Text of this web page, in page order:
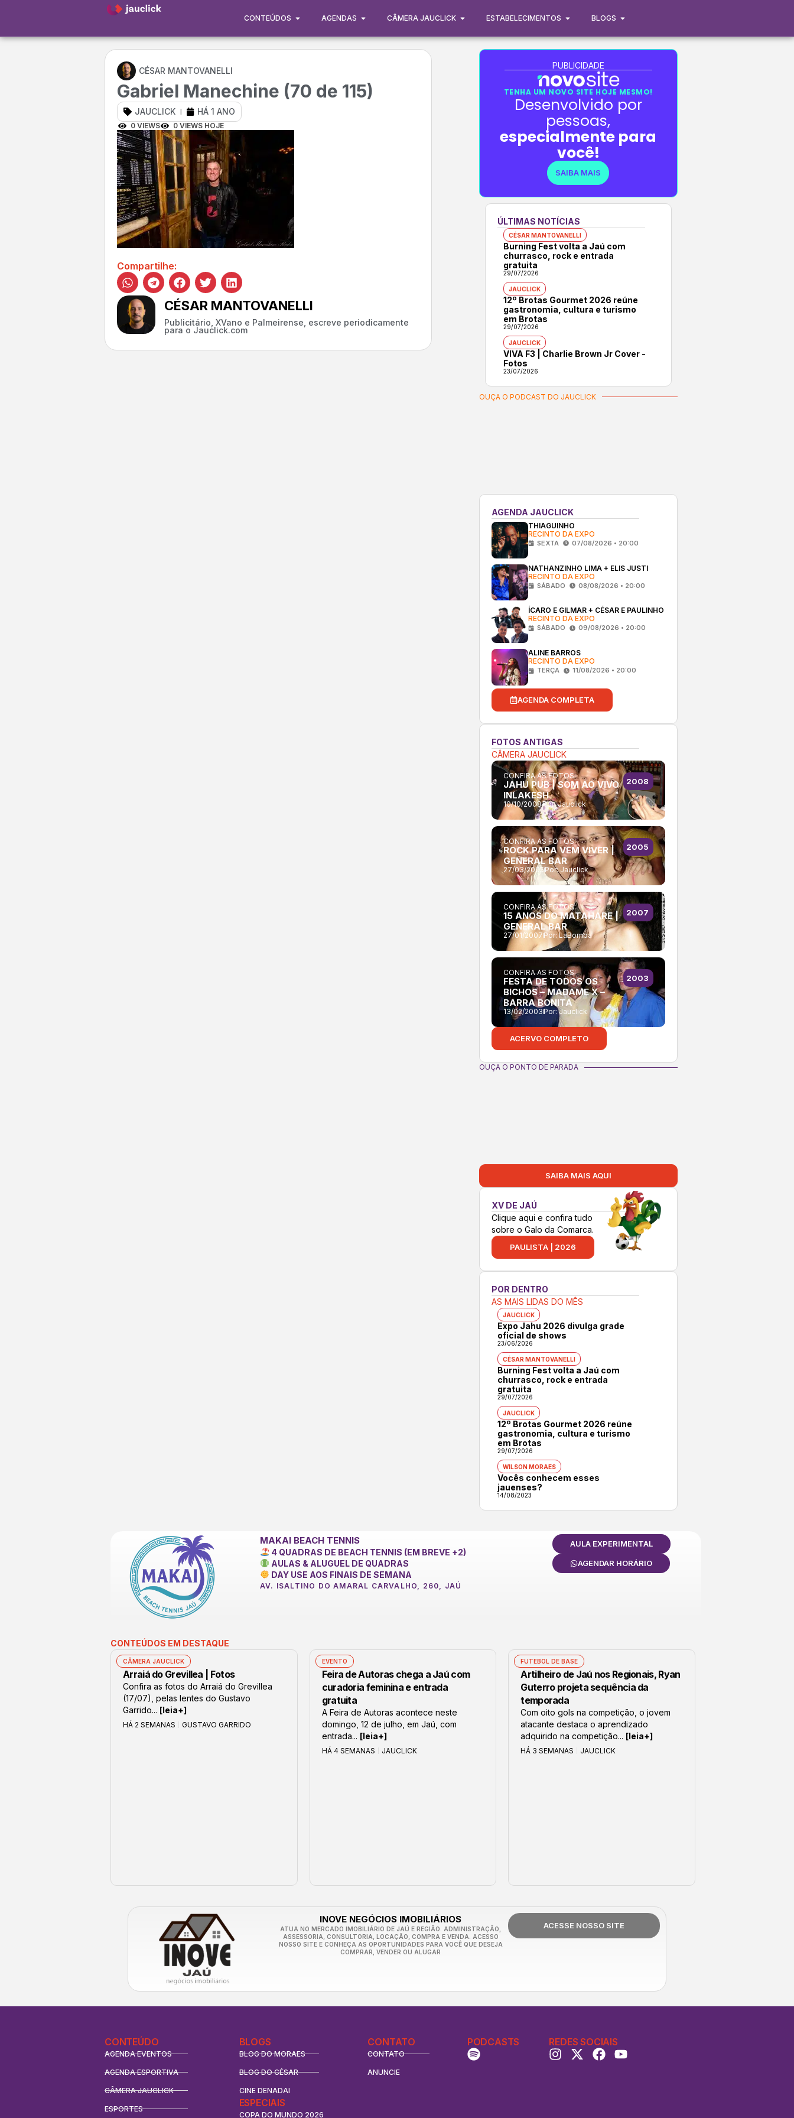
CONTEÚDOS AGENDAS CÂMERA JAUCLICK ESTABELECIMENTOS BLOGS
CÉSAR MANTOVANELLI
Gabriel Manechine (70 de 115)
JAUCLICK HÁ 1 ANO
0 VIEWS 0 VIEWS HOJE
Compartilhe:
CÉSAR MANTOVANELLI
Publicitário, XVano e Palmeirense, escreve periodicamente
para o Jauclick.com
PUBLICIDADE
TENHA UM NOVO SITE HOJE MESMO!
Desenvolvido por
pessoas,
especialmente para
você!
SAIBA MAIS
ÚLTIMAS NOTÍCIAS
CÉSAR MANTOVANELLI
Burning Fest volta a Jaú com
churrasco, rock e entrada
gratuita
29/07/2026
JAUCLICK
12º Brotas Gourmet 2026 reúne
gastronomia, cultura e turismo
em Brotas
29/07/2026
JAUCLICK
VIVA F3 | Charlie Brown Jr Cover -
Fotos
23/07/2026
OUÇA O PODCAST DO JAUCLICK
AGENDA JAUCLICK
THIAGUINHO
RECINTO DA EXPO
SEXTA 07/08/2026 • 20:00
NATHANZINHO LIMA + ELIS JUSTI
RECINTO DA EXPO
SÁBADO 08/08/2026 • 20:00
ÍCARO E GILMAR + CÉSAR E PAULINHO
RECINTO DA EXPO
SÁBADO 09/08/2026 • 20:00
ALINE BARROS
RECINTO DA EXPO
TERÇA 11/08/2026 • 20:00
AGENDA COMPLETA
FOTOS ANTIGAS
CÂMERA JAUCLICK
CONFIRA AS FOTOS:
JAHU PUB | SOM AO VIVO
INLAKESH
10/10/2008Por:Jauclick
2008
CONFIRA AS FOTOS:
ROCK PARA VEM VIVER |
GENERAL BAR
27/03/2005Por:Jauclick
2005
CONFIRA AS FOTOS:
15 ANOS DO MATAHARE |
GENERAL BAR
27/01/2007Por:LaBomba
2007
CONFIRA AS FOTOS:
FESTA DE TODOS OS
BICHOS – MADAME X –
BARRA BONITA
13/02/2003Por:Jauclick
2003
ACERVO COMPLETO
OUÇA O PONTO DE PARADA
SAIBA MAIS AQUI
XV DE JAÚ
Clique aqui e confira tudo
sobre o Galo da Comarca.
PAULISTA | 2026
POR DENTRO
AS MAIS LIDAS DO MÊS
JAUCLICK
Expo Jahu 2026 divulga grade
oficial de shows
23/06/2026
CÉSAR MANTOVANELLI
Burning Fest volta a Jaú com
churrasco, rock e entrada
gratuita
29/07/2026
JAUCLICK
12º Brotas Gourmet 2026 reúne
gastronomia, cultura e turismo
em Brotas
29/07/2026
WILSON MORAES
Vocês conhecem esses
jauenses?
14/08/2023
MAKAI BEACH TENNIS
4 QUADRAS DE BEACH TENNIS (EM BREVE +2)
AULAS & ALUGUEL DE QUADRAS
DAY USE AOS FINAIS DE SEMANA
AV. ISALTINO DO AMARAL CARVALHO, 260, JAÚ
AULA EXPERIMENTAL
AGENDAR HORÁRIO
CONTEÚDOS EM DESTAQUE
CÂMERA JAUCLICK
Arraiá do Grevillea | Fotos
Confira as fotos do Arraiá do Grevillea
(17/07), pelas lentes do Gustavo
Garrido... [leia+]
HÁ 2 SEMANAS GUSTAVO GARRIDO
EVENTO
Feira de Autoras chega a Jaú com
curadoria feminina e entrada
gratuita
A Feira de Autoras acontece neste
domingo, 12 de julho, em Jaú, com
entrada... [leia+]
HÁ 4 SEMANAS JAUCLICK
FUTEBOL DE BASE
Artilheiro de Jaú nos Regionais, Ryan
Guterro projeta sequência da
temporada
Com oito gols na competição, o jovem
atacante destaca o aprendizado
adquirido na competição... [leia+]
HÁ 3 SEMANAS JAUCLICK
INOVE NEGÓCIOS IMOBILIÁRIOS
ATUA NO MERCADO IMOBILIÁRIO DE JAÚ E REGIÃO. ADMINISTRAÇÃO,
ASSESSORIA, CONSULTORIA, LOCAÇÃO, COMPRA E VENDA. ACESSO
NOSSO SITE E CONHEÇA AS OPORTUNIDADES PARA VOCÊ QUE DESEJA
COMPRAR, VENDER OU ALUGAR
ACESSE NOSSO SITE
CONTEÚDO
AGENDA EVENTOS
AGENDA ESPORTIVA
CÂMERA JAUCLICK
ESPORTES
BLOGS
BLOG DO MORAES
BLOG DO CÉSAR
CINE DENADAI
ESPECIAIS
COPA DO MUNDO 2026
CONTATO
CONTATO
ANUNCIE
PODCASTS REDES SOCIAIS